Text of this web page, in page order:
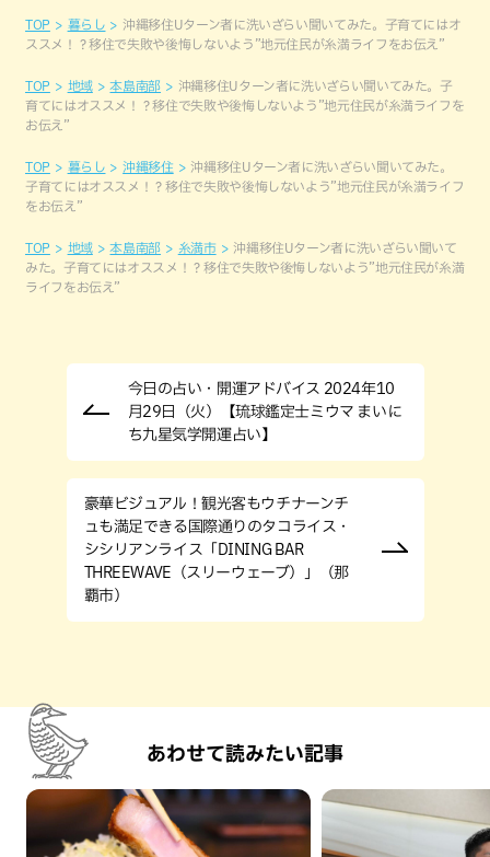
TOP 暮らし
沖縄移住Uターン者に洗いざらい聞いてみた。子育てにはオ
ススメ！？移住で失敗や後悔しないよう”地元住民が糸満ライフをお伝え”
TOP 地域 本島南部
沖縄移住Uターン者に洗いざらい聞いてみた。子
育てにはオススメ！？移住で失敗や後悔しないよう”地元住民が糸満ライフを
お伝え”
TOP 暮らし 沖縄移住
沖縄移住Uターン者に洗いざらい聞いてみた。
子育てにはオススメ！？移住で失敗や後悔しないよう”地元住民が糸満ライフ
をお伝え”
TOP 地域 本島南部 糸満市
沖縄移住Uターン者に洗いざらい聞いて
みた。子育てにはオススメ！？移住で失敗や後悔しないよう”地元住民が糸満
ライフをお伝え”
今日の占い・開運アドバイス 2024年10
月29日（火）【琉球鑑定士ミウマ まいに
ち九星気学開運占い】
豪華ビジュアル！観光客もウチナーンチ
ュも満足できる国際通りのタコライス・
シシリアンライス「DINING BAR
THREEWAVE（スリーウェーブ）」（那
覇市）
あわせて読みたい記事